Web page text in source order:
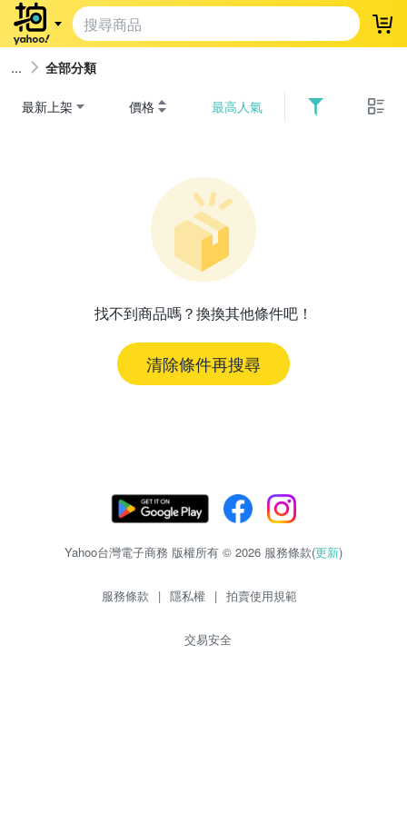
登
全部分類
最新上架 價格 最高人氣
找不到商品嗎？換換其他條件吧！
清除條件再搜尋
Yahoo台灣電子商務 版權所有 © 2026 服務條款(更新)
服務條款 | 隱私權 | 拍賣使用規範
交易安全